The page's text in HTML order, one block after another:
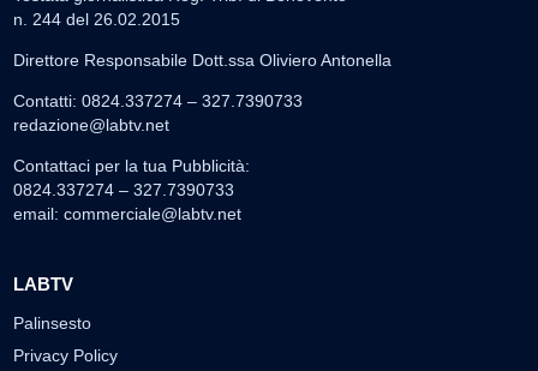
n. 244 del 26.02.2015
Direttore Responsabile Dott.ssa Oliviero Antonella
Contatti: 0824.337274 – 327.7390733
redazione@labtv.net
Contattaci per la tua Pubblicità:
0824.337274 – 327.7390733
email: commerciale@labtv.net
LABTV
Palinsesto
Privacy Policy